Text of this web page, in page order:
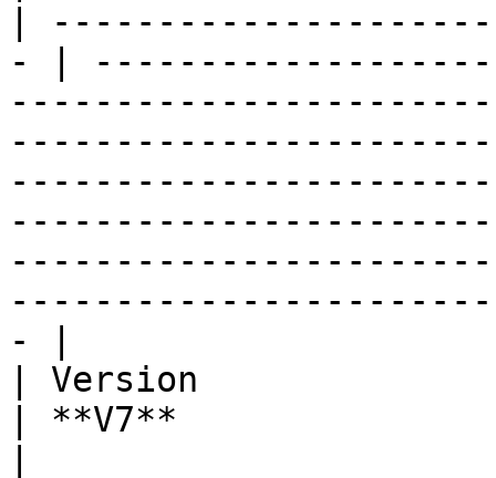
|
- |
- |
| Version
| **V7**